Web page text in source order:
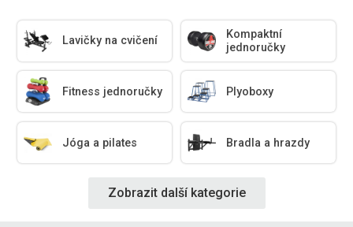
Lavičky na cvičení
Kompaktní
jednoručky
Fitness jednoručky Plyoboxy
Jóga a pilates Bradla a hrazdy
Zobrazit další kategorie